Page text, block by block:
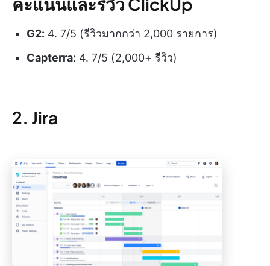
G2: 4. 7/5 (รีวิวมากกว่า 2,000 รายการ)
Capterra: 4. 7/5 (2,000+ รีวิว)
2. Jira